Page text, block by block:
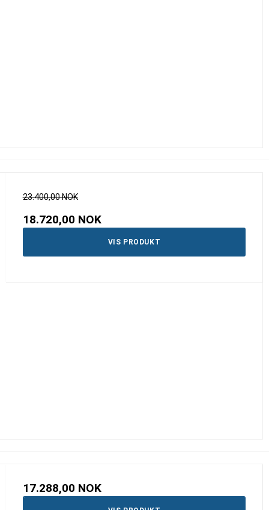
23.400,00 NOK
18.720,00 NOK
VIS PRODUKT
17.288,00 NOK